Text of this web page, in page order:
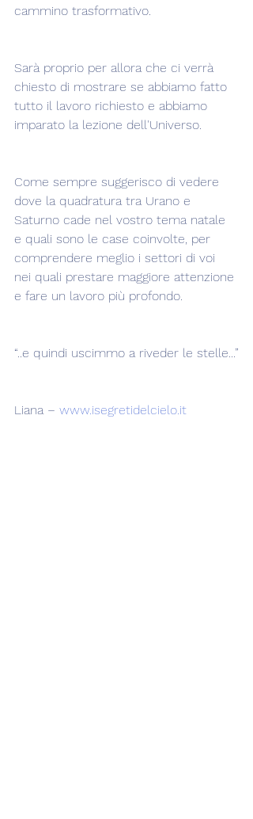
cammino trasformativo.
Sarà proprio per allora che ci verrà
chiesto di mostrare se abbiamo fatto
tutto il lavoro richiesto e abbiamo
imparato la lezione dell'Universo.
Come sempre suggerisco di vedere
dove la quadratura tra Urano e
Saturno cade nel vostro tema natale
e quali sono le case coinvolte, per
comprendere meglio i settori di voi
nei quali prestare maggiore attenzione
e fare un lavoro più profondo.
“..e quindi uscimmo a riveder le stelle...”
Liana – www.isegretidelcielo.it